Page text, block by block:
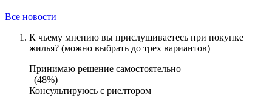
Все новости
К чьему мнению вы прислушиваетесь при покупке
жилья? (можно выбрать до трех вариантов)
Принимаю решение самостоятельно
(48%)
Консультируюсь с риелтором